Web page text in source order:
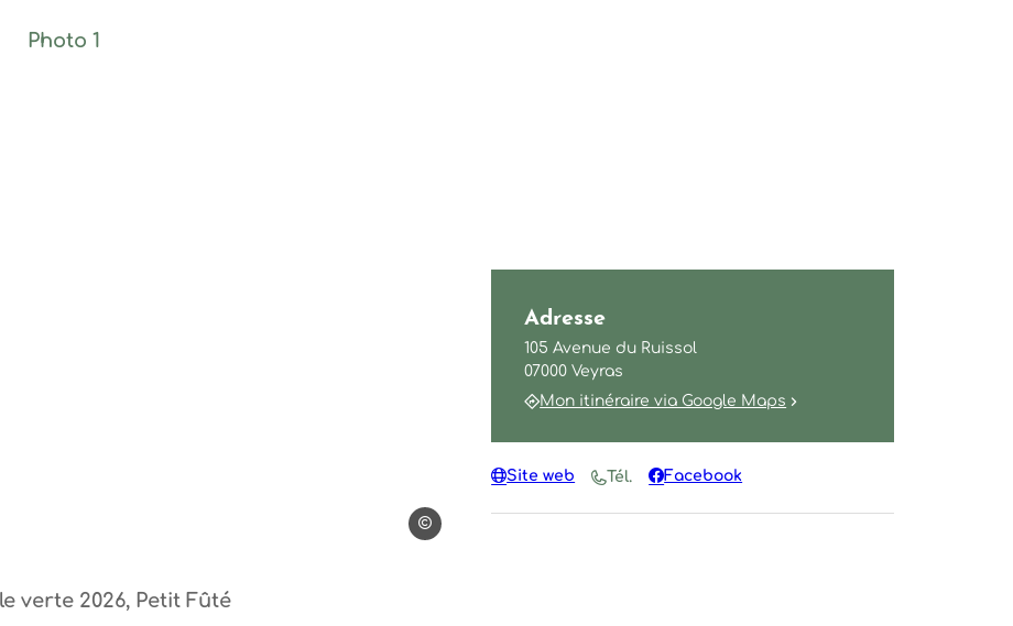
Photo 1, © La Bòria
La Bòria
verte 2026, Petit Fûté
Adresse
105 Avenue du Ruissol
07000 Veyras
Mon itinéraire via Google Maps
Site web Tél. Facebook